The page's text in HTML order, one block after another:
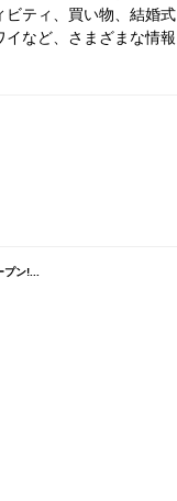
ティ、買い物、結婚式
など、さまざまな情報
ン!...